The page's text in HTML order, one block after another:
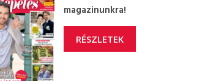
magazinunkra!
RÉSZLETEK